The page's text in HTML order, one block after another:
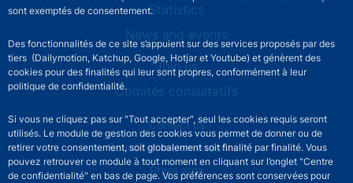
sont exemptés de consentement.
Des fonctionnalités de ce site s’appuient sur des services proposés par des
tiers (Dailymotion, Katchup, Google, Hotjar et Youtube) et génèrent des
cookies pour des finalités qui leur sont propres, conformément à leur
politique de confidentialité.
Si vous ne cliquez pas sur "Tout accepter", seul les cookies requis seront
utilisés. Le module de gestion des cookies vous permet de donner ou de
retirer votre consentement, soit globalement soit finalité par finalité. Vous
pouvez retrouver ce module à tout moment en cliquant sur l’onglet "Centre
de confidentialité" en bas de page. Vos préférences sont conservées pour
Statistics
News and events
Join us
Comités consultatifs
Footer secondary menuContact us
Sourds et malentendants
Press area